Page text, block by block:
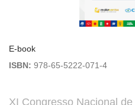
E-book
ISBN: 978-65-5222-071-4
XI Congresso Nacional